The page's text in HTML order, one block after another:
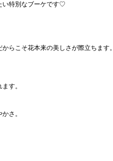
い特別なブーケです♡
らこそ花本来の美しさが際立ちます。
す。
さ。